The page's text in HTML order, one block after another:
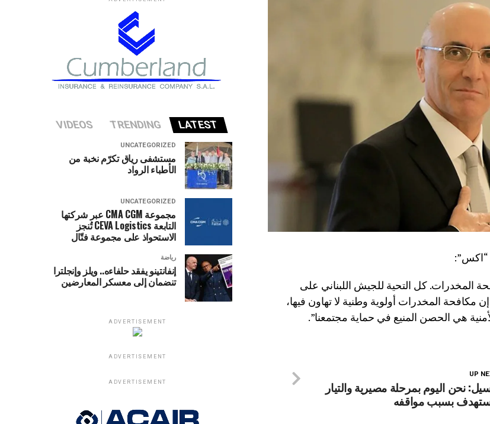
“اكس”:
المخدرات. كل التحية للجيش اللبناني على
مكافحة المخدرات أولوية وطنية لا تهاون فيها،
هي الحصن المنيع في حماية مجتمعنا”.
UP
نحن اليوم بمرحلة مصيرية والتيار
بسبب مواقفه
LATEST
TRENDING
VIDEOS
UNCATEGORIZED
مستشفى رياق تكرّم نخبة من
الأطباء الرواد
UNCATEGORIZED
مجموعة CMA CGM عبر شركتها
التابعة CEVA Logistics تُنجز
الاستحواذ على مجموعة فتّال
رياضة
إنفانتينو يفقد حلفاءه.. ويلز وإنجلترا
تنضمان إلى معسكر المعارضين
ADVERTISEMENT
ADVERTISEMENT
ADVERTISEMENT